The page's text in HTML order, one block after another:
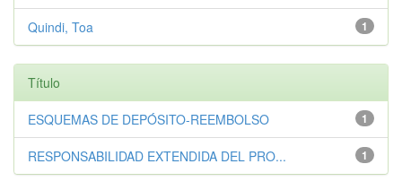
1
Quindi, Toa
Título
1
ESQUEMAS DE DEPÓSITO-REEMBOLSO
1
RESPONSABILIDAD EXTENDIDA DEL PRO...